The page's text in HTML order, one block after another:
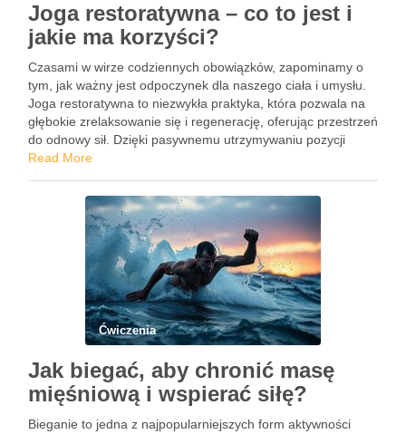
Joga restoratywna – co to jest i
jakie ma korzyści?
Czasami w wirze codziennych obowiązków, zapominamy o
tym, jak ważny jest odpoczynek dla naszego ciała i umysłu.
Joga restoratywna to niezwykła praktyka, która pozwala na
głębokie zrelaksowanie się i regenerację, oferując przestrzeń
do odnowy sił. Dzięki pasywnemu utrzymywaniu pozycji
przez dłuższy czas, ta forma jogi przyczynia się do obniżenia
Read More
Ćwiczenia
Jak biegać, aby chronić masę
mięśniową i wspierać siłę?
Bieganie to jedna z najpopularniejszych form aktywności